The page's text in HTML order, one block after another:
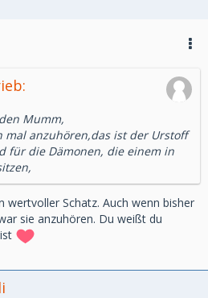
Mumm,
anzuhören,das ist der Urstoff
für die Dämonen, die einem in
wertvoller Schatz. Auch wenn bisher
sie anzuhören. Du weißt du